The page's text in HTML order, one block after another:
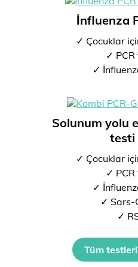
İnfluenza
✓ Çocuklar
✓
✓
Solunum yolu
testi
✓ Çocuklar
✓
✓
✓ Sars-
✓
Tüm